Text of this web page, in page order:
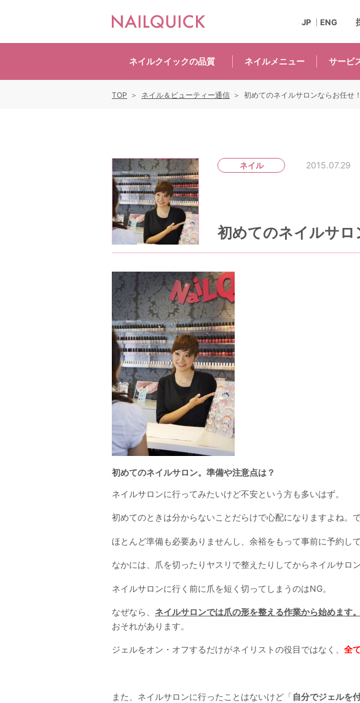
ネイルクイックの品質 ネイルメニュー サービ
JP ENG
ネイル 2015.07.29
初めてのネイルサロ
初めてのネイルサロン。準備や注意点は？
ネイルサロンに行ってみたいけど不安という方も多いはず。
初めてのときは分からないことだらけで心配になりますよね。
ほとんど準備も必要ありませんし、余裕をもって事前に予約し
なかには、爪を切ったりヤスリで整えたりしてからネイルサロ
ネイルサロンに行く前に爪を短く切ってしまうのはNG。
なぜなら、 ネイルサロンでは爪の形を整える作業から始めます。
おそれがあります。
ジェルをオン・オフするだけがネイリストの役目ではなく、 全
また、ネイルサロンに行ったことはないけど「自分でジェルを
TOP ネイル＆ビューティー通信 初めてのネイルサロンならお任せ